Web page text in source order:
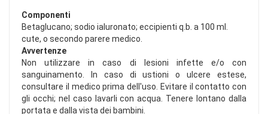
Componenti
Betaglucano; sodio ialuronato; eccipienti q.b. a 100 ml.
cute, o secondo parere medico.
Avvertenze
Non utilizzare in caso di lesioni infette e/o con
sanguinamento. In caso di ustioni o ulcere estese,
consultare il medico prima dell'uso. Evitare il contatto con
gli occhi; nel caso lavarli con acqua. Tenere lontano dalla
portata e dalla vista dei bambini.